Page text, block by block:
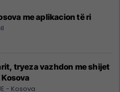
me aplikacion të ri
tryeza vazhdon me shijet
Kosova
- Kosova